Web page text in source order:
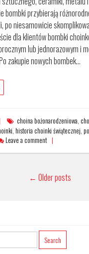
bombki przybierają
po niesamowicie
dla klientów bombki
lub jednorazowym i
zakupie nowych bombek…
choina bożonarodzeniowa,
, historia choinki świątecznej,
Leave a comment
← Older posts